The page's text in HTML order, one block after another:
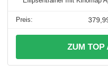
ZUM TOP